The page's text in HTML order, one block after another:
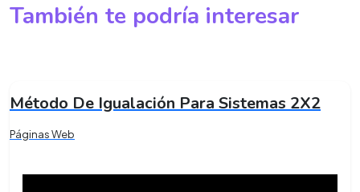
También te podría interesar
Método De Igualación Para Sistemas 2X2
Páginas Web